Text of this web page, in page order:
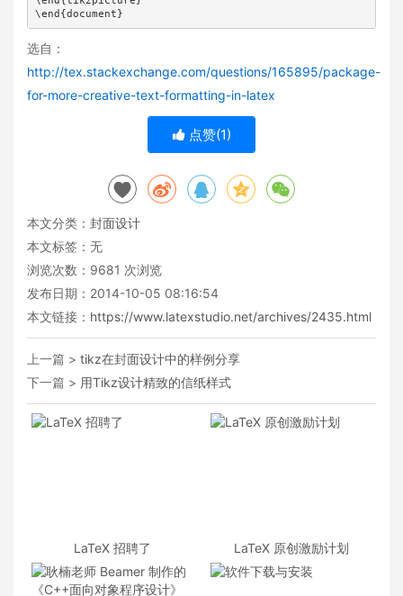
\end{document}
选自：
http://tex.stackexchange.com/questions/165895/package-
for-more-creative-text-formatting-in-latex
点赞(1)
本文分类： 封面设计
本文标签：无
浏览次数： 9681 次浏览
发布日期：2014-10-05 08:16:54
本文链接： https://www.latexstudio.net/archives/2435.html
上一篇 > tikz在封面设计中的样例分享
下一篇 > 用Tikz设计精致的信纸样式
LaTeX 招聘了 LaTeX 原创激励计划